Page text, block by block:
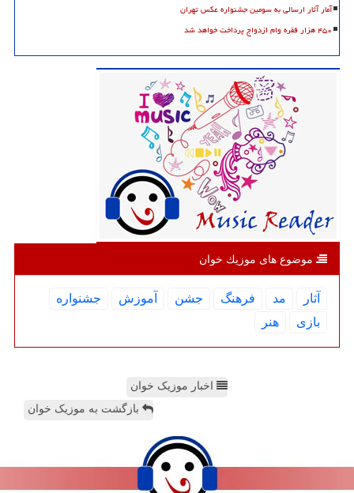
آمار آثار ارسالی به سومین جشنواره عکس تهران
۴۵۰ هزار فقره وام ازدواج پرداخت خواهد شد
موضوع های موزیك خوان
آثار مد فرهنگ جشن آموزش
جشنواره
بازی
هنر
اخبار موزیک خوان
بازگشت به موزیک خوان